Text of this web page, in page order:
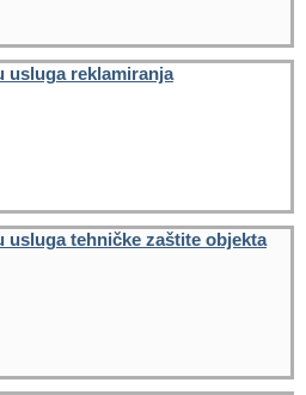
usluga reklamiranja
usluga tehničke zaštite objekta